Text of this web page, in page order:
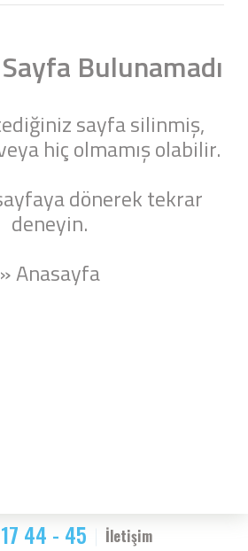
Sayfa Bulunamadı
sayfa silinmiş,
hiç olmamış olabilir.
dönerek tekrar
deneyin.
» Anasayfa
44 - 45 İletişim